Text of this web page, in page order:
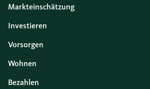
Markteinschätzung
Investieren
Vorsorgen
Wohnen
Bezahlen